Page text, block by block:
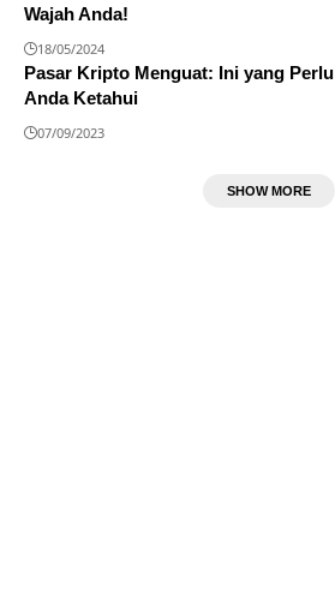
Wajah Anda!
18/05/2024
Pasar Kripto Menguat: Ini yang Perlu
Anda Ketahui
07/09/2023
SHOW MORE